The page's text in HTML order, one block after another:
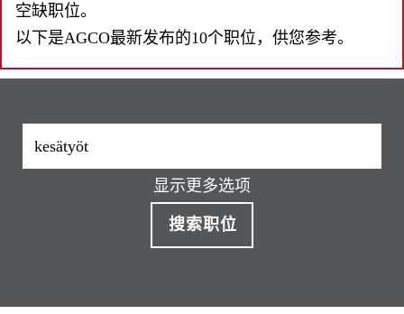
空缺职位。
以下是AGCO最新发布的10个职位，供您参考。
显示更多选项